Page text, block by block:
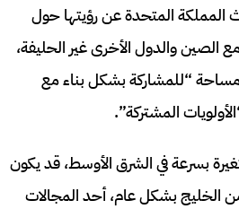
المملكة المتحدة عن رؤيتها حول
الصين والدول الأخرى غير الحليفة،
“للمشاركة بشكل بناء مع
المشتركة”.
بسرعة في الشرق الأوسط، قد يكون
الخليج بشكل عام، أحد المجالات